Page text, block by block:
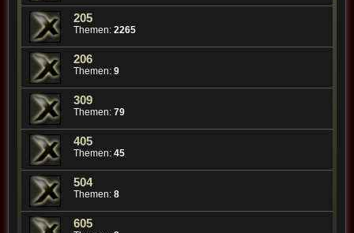
205
Themen: 2265
206
Themen: 9
309
Themen: 79
405
Themen: 45
504
Themen: 8
605